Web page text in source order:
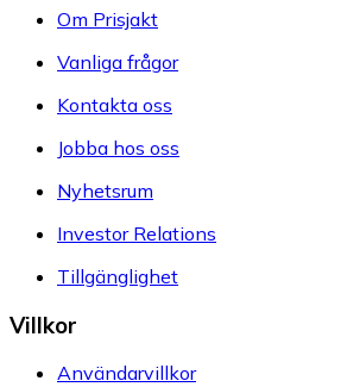
Om Prisjakt
Vanliga frågor
Kontakta oss
Jobba hos oss
Nyhetsrum
Investor Relations
Tillgänglighet
Villkor
Användarvillkor